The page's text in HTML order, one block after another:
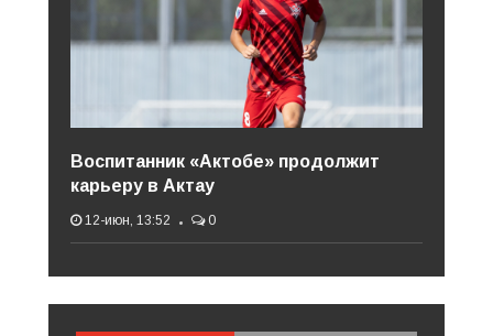
Воспитанник «Актобе» продолжит
карьеру в Актау
12-июн, 13:52 0